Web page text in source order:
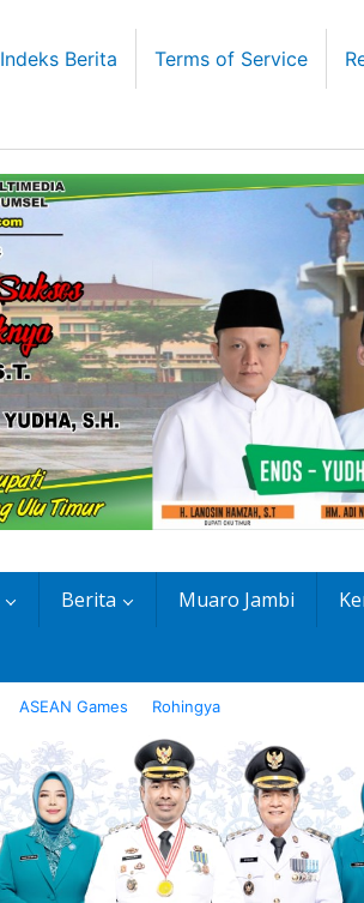
Indeks Berita Terms of Service
Berita Muaro Jambi
ASEAN Games Rohingya